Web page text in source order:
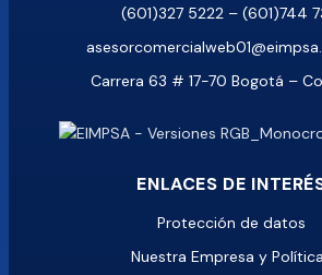
(601)327 5222 – (601)744
Carrera 63 # 17-70 Bogotá –
ENLACES DE
Protección de datos
Nuestra Empresa y